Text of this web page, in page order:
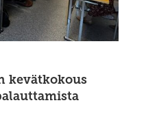
kevätkokous